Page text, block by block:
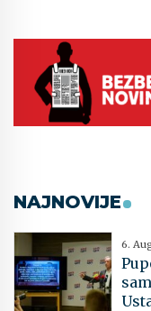
NAJNOVIJE
6.